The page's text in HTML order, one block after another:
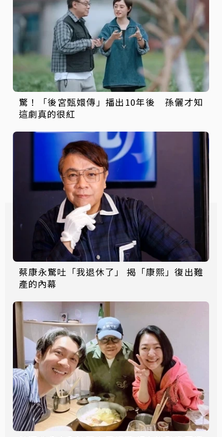
驚！「後宮甄嬛傳」播出10年後 孫儷才知
這劇真的很紅
蔡康永驚吐「我退休了」 揭「康熙」復出難
產的內幕